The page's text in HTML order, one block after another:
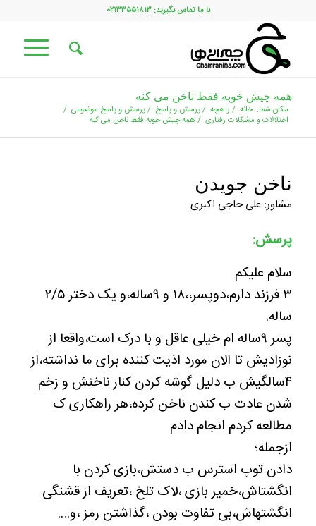
با ما تماس بگیرید: ۰۲۱۳۳۵۵۱۸۱۳
همه چیش خوبه فقط ناخن می کنه
مکان شما: خانه / راهچه /پرسش و پاسخ /پرسش و پاسخ موضوعی /
اختلالات و مشکلات رفتاری / همه چیش خوبه فقط ناخن می کنه
ناخن جویدن
مشاور: علی حاجی اکبری
پرسش:
سلام علیکم
۳ فرزند دارم،دوپسر،،۱۸ و ۹ساله،و یک دختر ۲/۵
ساله.
پسر ۹ساله ام خیلی عاقل و با درک است،واقعا از
نوزادیش تا الان مورد اذیت کننده برای ما نداشته،از
۴سالگیش ب دلیل گوشه کردن کنار ناخنش و زخم
شدن عادت ب کندن ناخن کرده،هر راهکاری ک
مطالعه کردم انجام دادم
ازجمله؛
دادن توپ استرس ب دستش،بازی کردن با
انگشتاش،خمیر بازی ،لاک تلخ ،تعریف از قشنگی
انگشتهاش،بی تفاوت بودن ،گذاشتن رمز ،و….